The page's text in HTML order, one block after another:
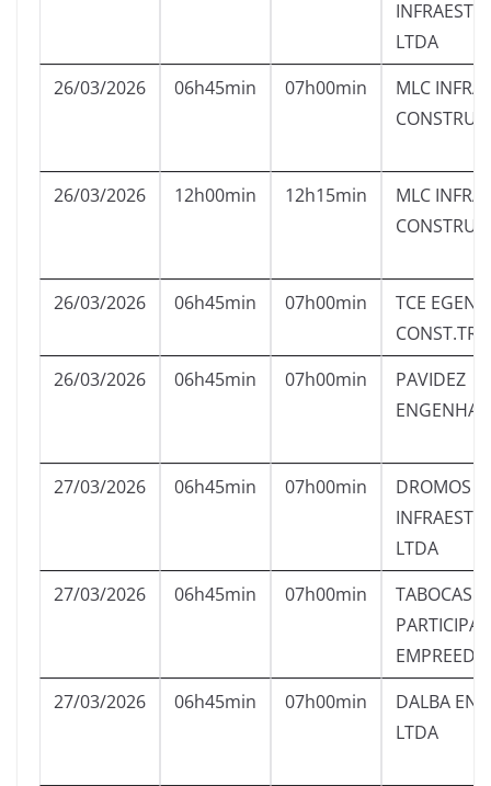
LTDA
26/03/2026
06h45min 07h00min
MLC INFRA
26/03/2026 12h00min 12h15min
MLC INFRA
26/03/2026 06h45min 07h00min
TCE
26/03/2026
06h45min 07h00min
PAVIDEZ
27/03/2026 06h45min 07h00min
DROMOS
LTDA
27/03/2026
06h45min 07h00min
TABOCAS
27/03/2026
06h45min 07h00min
DALBA
LTDA